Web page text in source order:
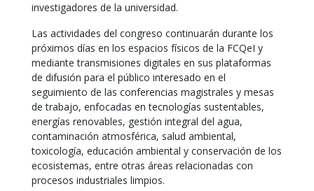
investigadores de la universidad.
Las actividades del congreso continuarán durante los
próximos días en los espacios físicos de la FCQeI y
mediante transmisiones digitales en sus plataformas
de difusión para el público interesado en el
seguimiento de las conferencias magistrales y mesas
de trabajo, enfocadas en tecnologías sustentables,
energías renovables, gestión integral del agua,
contaminación atmosférica, salud ambiental,
toxicología, educación ambiental y conservación de los
ecosistemas, entre otras áreas relacionadas con
procesos industriales limpios.